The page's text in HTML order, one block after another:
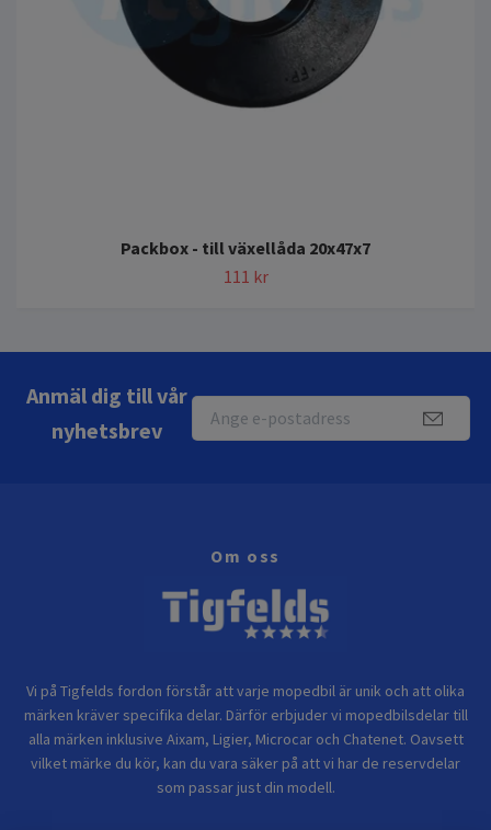
Packbox - till växellåda 20x47x7
111 kr
Anmäl dig till vår
nyhetsbrev
Om oss
Vi på Tigfelds fordon förstår att varje mopedbil är unik och att olika
märken kräver specifika delar. Därför erbjuder vi mopedbilsdelar till
alla märken inklusive Aixam, Ligier, Microcar och Chatenet. Oavsett
vilket märke du kör, kan du vara säker på att vi har de reservdelar
som passar just din modell.